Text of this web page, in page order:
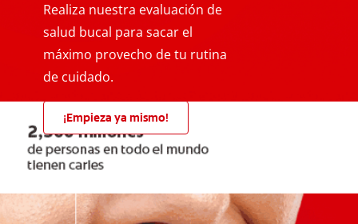
Realiza nuestra evaluación de
salud bucal para sacar el
máximo provecho de tu rutina
de cuidado.
¡Empieza ya mismo!